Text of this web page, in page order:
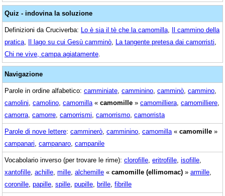
Quiz - indovina la soluzione
Definizioni da Cruciverba: Lo è sia il tè che la camomilla Il cammino della
pratica Il lago su cui Gesù camminò La tangente pretesa dai camorristi
Chi ne vive, campa agiatamente
Navigazione
Parole in ordine alfabetico: camminiate camminino camminò cammino
camolini camolino camomilla « camomille » camomilliera camomilliere
camorra camorre camorrismi camorrismo camorrista
Parole di nove lettere: camminerò camminino camomilla « camomille »
campanari campanaro campanile
Vocabolario inverso (per trovare le rime): clorofille eritrofille isofille
xantofille achille mille alchemille « camomille (ellimomac) » armille
coronille papille spille pupille brille fibrille